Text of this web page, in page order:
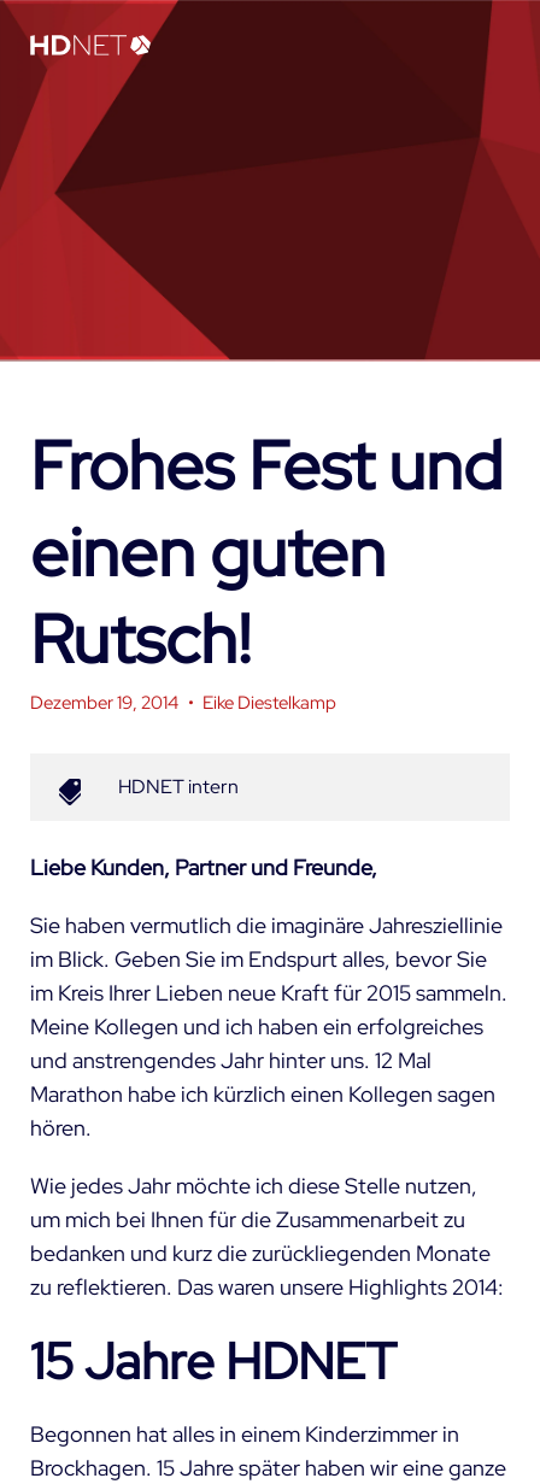
Frohes Fest und
einen guten
Rutsch!
Dezember 19, 2014 • Eike Diestelkamp
HDNET intern
Liebe Kunden, Partner und Freunde,
Sie haben vermutlich die imaginäre Jahresziellinie
im Blick. Geben Sie im Endspurt alles, bevor Sie
im Kreis Ihrer Lieben neue Kraft für 2015 sammeln.
Meine Kollegen und ich haben ein erfolgreiches
und anstrengendes Jahr hinter uns. 12 Mal
Marathon habe ich kürzlich einen Kollegen sagen
hören.
Wie jedes Jahr möchte ich diese Stelle nutzen,
um mich bei Ihnen für die Zusammenarbeit zu
bedanken und kurz die zurückliegenden Monate
zu reflektieren. Das waren unsere Highlights 2014:
15 Jahre HDNET
Begonnen hat alles in einem Kinderzimmer in
Brockhagen. 15 Jahre später haben wir eine ganze